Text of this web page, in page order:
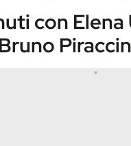
con